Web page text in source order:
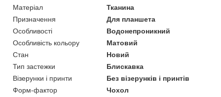
Матеріал
Тканина
Призначення
Для планшета
Особливості
Водонепроникний
Особливість кольору
Матовий
Стан
Новий
Тип застежки
Блискавка
Візерунки і принти
Без візерунків і принтів
Форм-фактор
Чохол